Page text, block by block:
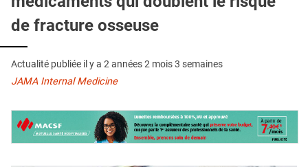
CRÉDITS
de fracture osseuse
Actualité publiée il y a 2 années 2 mois 3 semaines
JAMA Internal Medicine